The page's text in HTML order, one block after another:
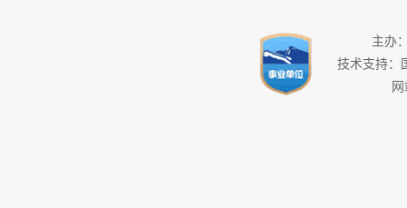
主办
技术支持：